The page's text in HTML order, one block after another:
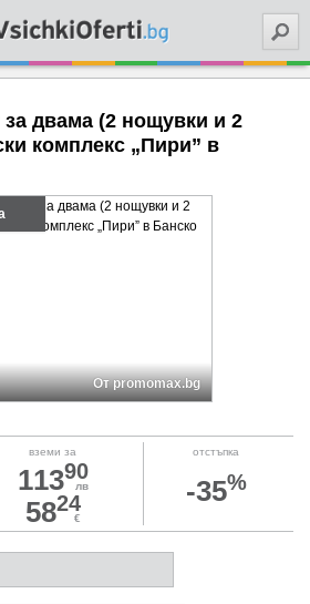
двама (2 нощувки и 2
комплекс „Пири” в
От promomax.bg
вземи за
11390
лв
5824
€
отстъпка
-35%